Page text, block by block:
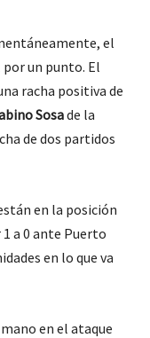
el
un punto. El
racha positiva de
Sosade la
de dos partidos
en la posición
1 a 0 ante Puerto
en lo que va
en el ataque